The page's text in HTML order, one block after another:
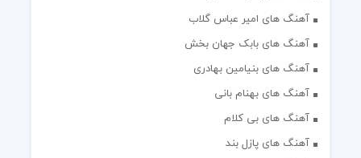
آهنگ های امیر عباس گلاب
آهنگ های بابک جهان بخش
آهنگ های بنیامین بهادری
آهنگ های بهنام بانی
آهنگ های بی کلام
آهنگ های پازل بند